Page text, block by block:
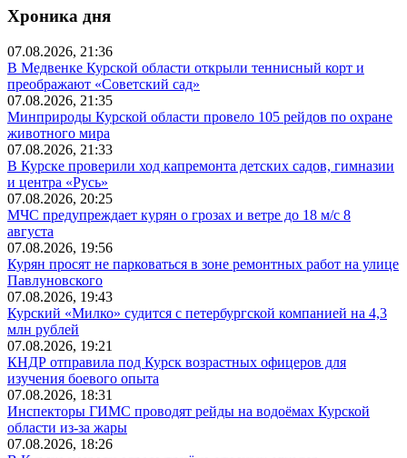
Хроника дня
07.08.2026, 21:36
В Медвенке Курской области открыли теннисный корт и
преображают «Советский сад»
07.08.2026, 21:35
Минприроды Курской области провело 105 рейдов по охране
животного мира
07.08.2026, 21:33
В Курске проверили ход капремонта детских садов, гимназии
и центра «Русь»
07.08.2026, 20:25
МЧС предупреждает курян о грозах и ветре до 18 м/с 8
августа
07.08.2026, 19:56
Курян просят не парковаться в зоне ремонтных работ на улице
Павлуновского
07.08.2026, 19:43
Курский «Милко» судится с петербургской компанией на 4,3
млн рублей
07.08.2026, 19:21
КНДР отправила под Курск возрастных офицеров для
изучения боевого опыта
07.08.2026, 18:31
Инспекторы ГИМС проводят рейды на водоёмах Курской
области из-за жары
07.08.2026, 18:26